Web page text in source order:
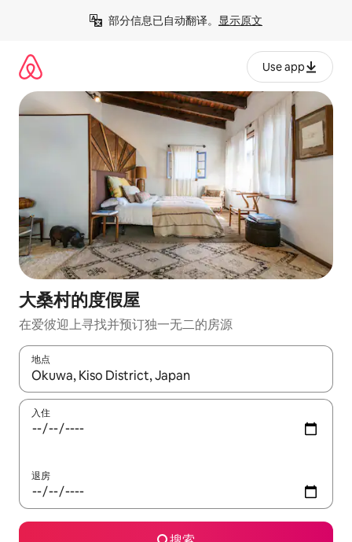
部分信息已自动翻译。 显示原文
Use app
大桑村的度假屋
在爱彼迎上寻找并预订独一无二的房源
地点
如有搜索结果，请使用上下方向键查看，或通过点击或滑动手势
入住
退房